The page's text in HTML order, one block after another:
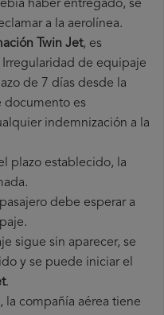
haber entregado, se
a la aerolínea.
Twin Jet, es
Irregularidad de equipaje
de 7 días desde la
documento es
indemnización a la
plazo establecido, la
debe esperar a
sigue sin aparecer, se
y se puede iniciar el
.
la compañía aérea tiene